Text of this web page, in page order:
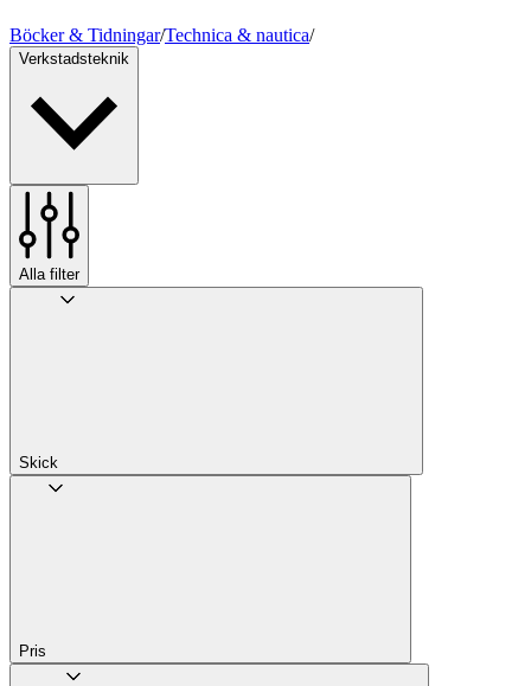
Böcker & Tidningar/Technica & nautica/
Verkstadsteknik
Alla filter
Skick
Pris